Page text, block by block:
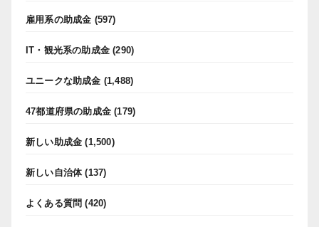
雇用系の助成金 (597)
IT・観光系の助成金 (290)
ユニークな助成金 (1,488)
47都道府県の助成金 (179)
新しい助成金 (1,500)
新しい自治体(137)
よくある質問 (420)